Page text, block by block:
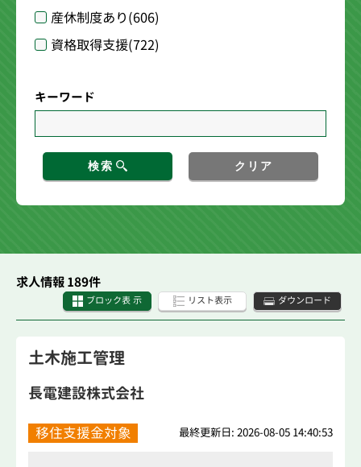
産休制度あり(606)
資格取得支援(722)
キーワード
検索 クリア
求人情報 189件
ブロック表 示 リスト表示 ダウンロード
土木施工管理
長電建設株式会社
移住支援金対象 最終更新日: 2026-08-05 14:40:53